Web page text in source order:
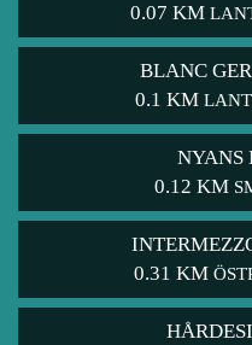
0.07 KM
BLANC
0.1 KM
NYANS
0.12 KM
0.31 KM